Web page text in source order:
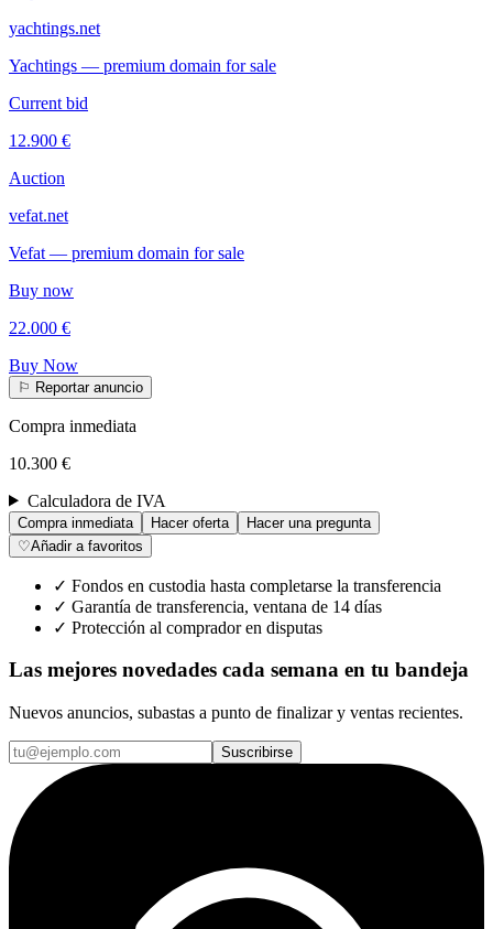
yachtings.net
Yachtings — premium domain for sale
Current bid
12.900 €
Auction
vefat.net
Vefat — premium domain for sale
Buy now
22.000 €
Buy Now
⚐ Reportar anuncio
Compra inmediata
10.300 €
Calculadora de IVA
Compra inmediata Hacer oferta
Hacer una pregunta
♡Añadir a favoritos
✓ Fondos en custodia hasta completarse la transferencia
✓ Garantía de transferencia, ventana de 14 días
✓ Protección al comprador en disputas
Las mejores novedades cada semana en tu bandeja
Nuevos anuncios, subastas a punto de finalizar y ventas recientes.
Suscribirse